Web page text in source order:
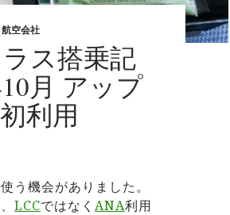
航空会社
ス搭乗記
月 アップ
利用
う機会がありました。
LCCではなく ANA利用